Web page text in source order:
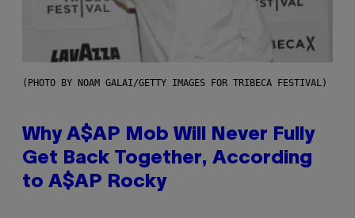
(PHOTO BY NOAM GALAI/GETTY IMAGES FOR TRIBECA FESTIVAL)
Why A$AP Mob Will Never Fully
Get Back Together, According
to A$AP Rocky